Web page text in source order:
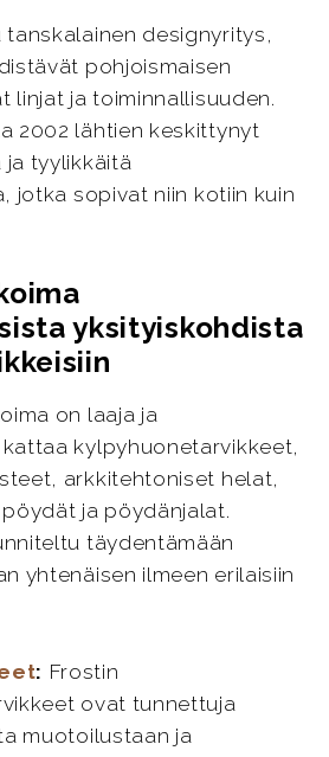
designyritys,
pohjoismaisen
linjat ja toiminnallisuuden.
2002 lähtien keskittynyt
ja tyylikkäitä
jotka sopivat niin kotiin kuin
yksityiskohdista
on laaja ja
kylpyhuonetarvikkeet,
arkkitehtoniset helat,
ja pöydänjalat.
täydentämään
yhtenäisen ilmeen erilaisiin
: Frostin
ovat tunnettuja
muotoilustaan ja